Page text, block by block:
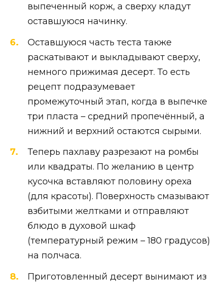
выпеченный корж, а сверху кладут
оставшуюся начинку.
Оставшуюся часть теста также
раскатывают и выкладывают сверху,
немного прижимая десерт. То есть
рецепт подразумевает
промежуточный этап, когда в выпечке
три пласта – средний пропечённый, а
нижний и верхний остаются сырыми.
Теперь пахлаву разрезают на ромбы
или квадраты. По желанию в центр
кусочка вставляют половину ореха
(для красоты). Поверхность смазывают
взбитыми желтками и отправляют
блюдо в духовой шкаф
(температурный режим – 180 градусов)
на полчаса.
Приготовленный десерт вынимают из